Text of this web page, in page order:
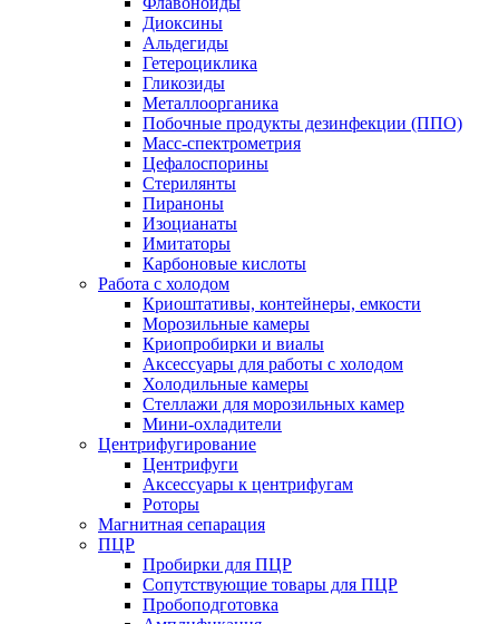
Диоксины
Альдегиды
Гетероциклика
Гликозиды
Металлоорганика
Побочные продукты дезинфекции (ППО)
Масс-спектрометрия
Цефалоспорины
Стерилянты
Пираноны
Изоцианаты
Имитаторы
Карбоновые кислоты
Работа с холодом
Криоштативы, контейнеры, емкости
Морозильные камеры
Криопробирки и виалы
Аксессуары для работы с холодом
Холодильные камеры
Стеллажи для морозильных камер
Мини-охладители
Центрифугирование
Центрифуги
Аксессуары к центрифугам
Роторы
Магнитная сепарация
ПЦР
Пробирки для ПЦР
Сопутствующие товары для ПЦР
Пробоподготовка